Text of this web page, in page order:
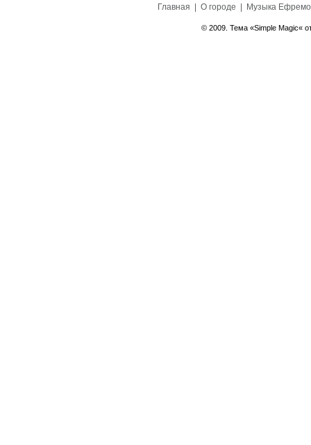
Главная О городе Музыка
© 2009. Тема «Simple Magic«